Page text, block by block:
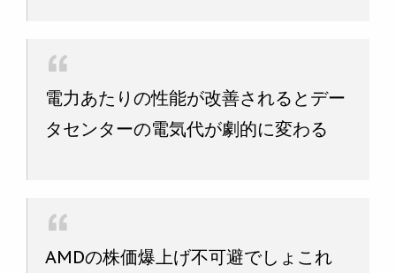
電力あたりの性能が改善されるとデー
タセンターの電気代が劇的に変わる
AMDの株価爆上げ不可避でしょこれ